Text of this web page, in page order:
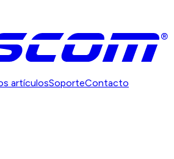
artículosSoporteContacto